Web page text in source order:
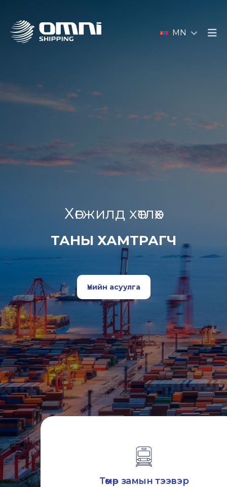
MN
Хөгжилд хөтлөх
ТАНЫ ХАМТРАГЧ
Үнийн асуулга
Төмөр замын тээвэр